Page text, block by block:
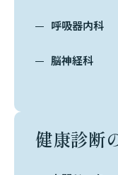
呼吸器内科
脳神経科
健康診断